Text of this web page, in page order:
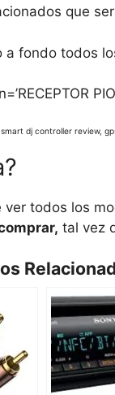
que
a fondo todos
smart dj controller review,
ver todos los
tal vez